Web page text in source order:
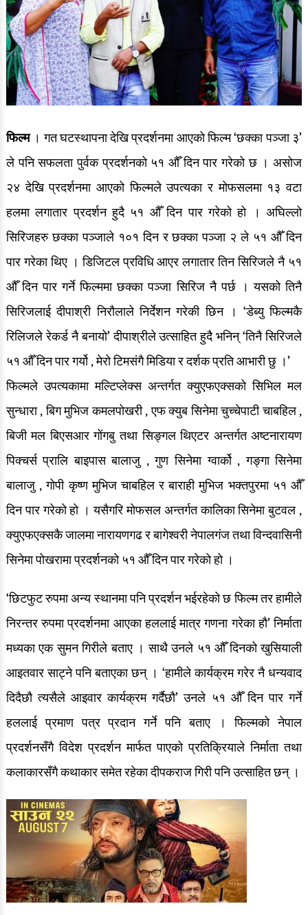
रङ्गमञ्च
अन्तर्वार्ता
ग्यालरी
सेलिब्रेटी ग्यालरी
देश/विदेश
देश खबर
ग्लोबल खबर
फिल्म। गत घटस्थापना देखि प्रदर्शनमा आएको फिल्म ‘छक्का पञ्जा ३’
ले पनि सफलता पुर्वक प्रदर्शनको ५१ औँ दिन पार गरेको छ । असोज
२४ देखि प्रदर्शनमा आएको फिल्मले उपत्यका र मोफसलमा १३ वटा
हलमा लगातार प्रदर्शन हुदै ५१ औँ दिन पार गरेको हो । अघिल्लो
सिरिजहरु छक्का पञ्जाले १०१ दिन र छक्का पञ्जा २ ले ५१ औँ दिन
पार गरेका थिए । डिजिटल प्रविधि आएर लगातार तिन सिरिजले नै ५१
औँ दिन पार गर्ने फिल्ममा छक्का पञ्जा सिरिज नै पर्छ । यसको तिनै
सिरिजलाई दीपाश्री निरौलाले निर्देशन गरेकी छिन । ‘डेब्यु फिल्मकै
रिलिजले रेकर्ड नै बनायो’ दीपाश्रीले उत्साहित हुदै भनिन् ‘तिनै सिरिजले
५१ औँ दिन पार गर्यो , मेरो टिमसंगै मिडिया र दर्शक प्रति आभारी छु ।’
फिल्मले उपत्यकामा मल्टिप्लेक्स अन्तर्गत क्युएफएक्सको सिभिल मल
सुन्धारा , बिग मुभिज कमलपोखरी , एफ क्युब सिनेमा चुच्चेपाटी चाबहिल ,
बिजी मल बिएसआर गोंगबु तथा सिङ्गल थिएटर अन्तर्गत अष्टनारायण
पिक्चर्स प्रालि बाइपास बालाजु , गुण सिनेमा ग्वार्को , गङ्गा सिनेमा
बालाजु , गोपी कृष्ण मुभिज चाबहिल र बाराही मुभिज भक्तपुरमा ५१ औँ
दिन पार गरेको हो । यसैगरि मोफसल अन्तर्गत कालिका सिनेमा बुटवल ,
क्युएफएक्सकै जालमा नारायणगढ र बागेश्वरी नेपालगंज तथा विन्दवासिनी
सिनेमा पोखरामा प्रदर्शनको ५१ औँ दिन पार गरेको हो ।
‘छिटफुट रुपमा अन्य स्थानमा पनि प्रदर्शन भईरहेको छ फिल्म तर हामीले
निरन्तर रुपमा प्रदर्शनमा आएका हललाई मात्र गणना गरेका हौ’ निर्माता
मध्यका एक सुमन गिरीले बताए । साथै उनले ५१ औँ दिनको खुसियाली
आइतवार साट्ने पनि बताएका छन् । ‘हामीले कार्यक्रम गरेर नै धन्यवाद
दिदैछौ त्यसैले आइवार कार्यक्रम गर्दैछौ’ उनले ५१ औँ दिन पार गर्ने
हललाई प्रमाण पत्र प्रदान गर्ने पनि बताए । फिल्मको नेपाल
प्रदर्शनसँगै विदेश प्रदर्शन मार्फत पाएको प्रतिक्रियाले निर्माता तथा
कलाकारसँगै कथाकार समेत रहेका दीपकराज गिरी पनि उत्साहित छन् ।